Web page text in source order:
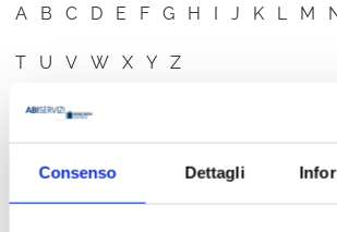
Consenso Dettagli
A B C D E F G H I J K L M
T U V W X Y Z
AUTORE